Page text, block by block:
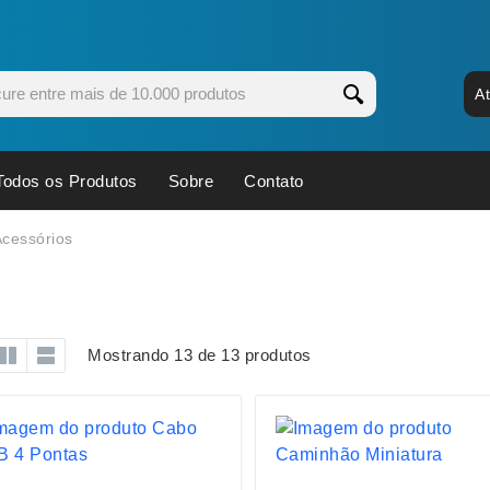
Executivos
Espelhos
Esporte e Jogos
Kit Queijo
os Produtos Sobre Contato
Mostrando 13 de 13 produtos